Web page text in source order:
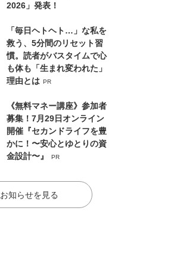
2026」発表！
「毎日ヘトヘト…」な私を
救う、5分間のリセット習
慣。読者がバスタイムで心
も体も「生まれ変われた」
理由とは PR
《無料マネー講座》参加者
募集！7月29日オンライン
開催『セカンドライフを豊
かに！〜安心とゆとりの資
金設計〜』
PR
知らせを見る